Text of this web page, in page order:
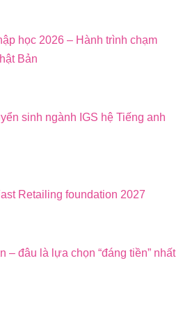
học 2026 – Hành trình chạm
Bản
sinh ngành IGS hệ Tiếng anh
Retailing foundation 2027
– đâu là lựa chọn “đáng tiền” nhất